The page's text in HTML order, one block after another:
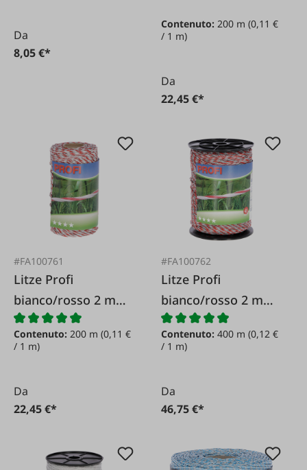
Da
8,05 €*
200 m
Contenuto:200 m(0,11 €
/ 1 m)
Da
22,45 €*
#FA100761
Litze Profi
bianco/rosso 2 mm
/ 200 m
Contenuto: 200 m (0,11 €
/ 1 m)
Da
22,45 €*
#FA100762
Litze Profi
bianco/rosso 2 mm
/ 400 m
Contenuto:400 m(0,12 €
/ 1 m)
Da
46,75 €*